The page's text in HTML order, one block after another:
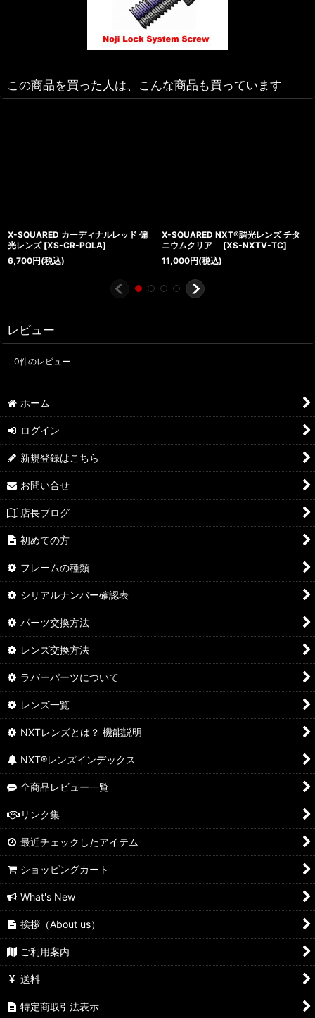
この商品を買った人は、こんな商品も買っています
X-SQUARED カーディナルレッド 偏
光レンズ [XS-CR-POLA]
6,700円(税込)
X-SQUARED NXT®調光レンズ チタ
ニウムクリア
[XS-NXTV-TC]
11,000円(税込)
レビュー
0件のレビュー
ホーム
ログイン
新規登録はこちら
お問い合せ
店長ブログ
初めての方
フレームの種類
シリアルナンバー確認表
パーツ交換方法
レンズ交換方法
ラバーパーツについて
レンズ一覧
NXTレンズとは？ 機能説明
NXT®レンズインデックス
全商品レビュー一覧
リンク集
最近チェックしたアイテム
ショッピングカート
What's New
挨拶（About us）
ご利用案内
送料
特定商取引法表示